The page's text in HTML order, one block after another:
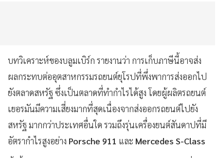
บทวิเคราะห์ของบลูมเบิร์ก รายงานว่า การเก็บภาษีนี้อาจส่ง
ผลกระทบต่ออุตสาหกรรมรถยนต์ยุโรปที่พึ่งพาการส่งออกไป
ยังตลาดสหรัฐ ซึ่งเป็นตลาดที่ทำกำไรได้สูง โดยผู้ผลิตรถยนต์
เยอรมันมีความเสี่ยงมากที่สุดเนื่องจากส่งออกรถยนต์ไปยัง
สหรัฐ มากกว่าประเทศอื่นใด รวมถึงรุ่นเครื่องยนต์สันดาปที่มี
อัตรากำไรสูงอย่าง Porsche 911 และ Mercedes S-Class